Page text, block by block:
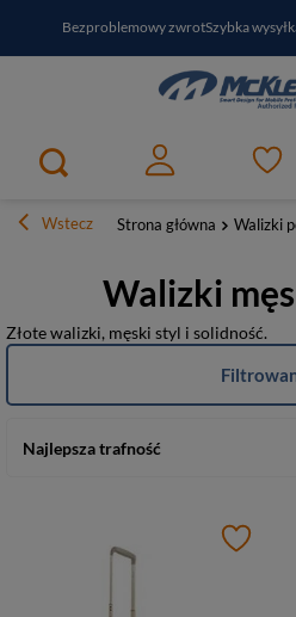
Bezproblemowy zwrotSzybka
PayPo - kup i zapłać za30 dniZapisz się
Wstecz Strona główna Walizki
Walizki
Złote walizki, męski styl i solidność.
Najlepsza trafność